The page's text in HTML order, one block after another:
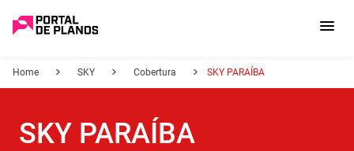
Home SKY Cobertura SKY PARAÍBA
SKY PARAÍBA